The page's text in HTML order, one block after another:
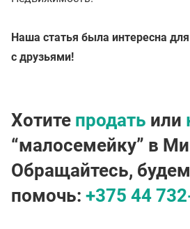
Наша статья была интересна
с друзьями!
Хотите продать или
“малосемейку” в
Обращайтесь,
помочь: +375 44